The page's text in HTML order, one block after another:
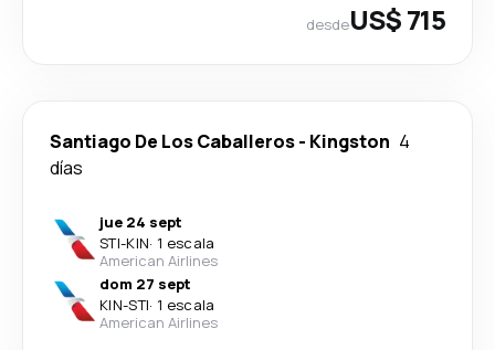
desdeUS$ 715
Santiago De Los Caballeros- Kingston 4
días
jue 24 sept
STI-KIN· 1 escala
American Airlines
dom 27 sept
KIN-STI· 1 escala
American Airlines